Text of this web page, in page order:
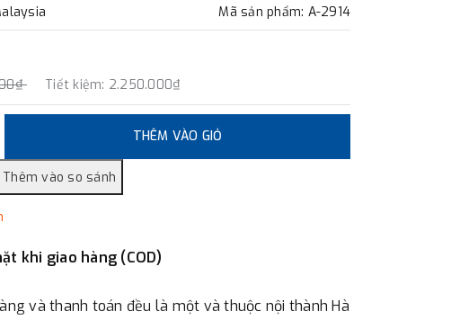
Mã sản phẩm: A-2914
Tiết kiệm: 2.250.000₫
THÊM VÀO GIỎ
khi giao hàng (COD)
và thanh toán đều là một và thuộc nội thành Hà